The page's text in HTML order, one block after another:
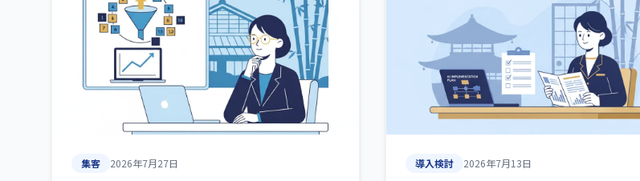
集客 2026年7月27日 導入検討 2026年7月13日